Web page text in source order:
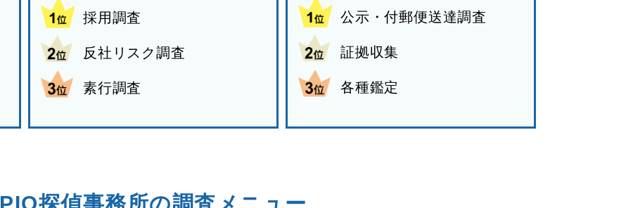
採用調査
反社リスク調査
素行調査
公示・付郵便送達調査
証拠収集
各種鑑定